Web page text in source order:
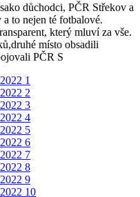
důchodci, PČR Střekov a
to nejen té fotbalové.
který mluví za vše.
místo obsadili
PČR S